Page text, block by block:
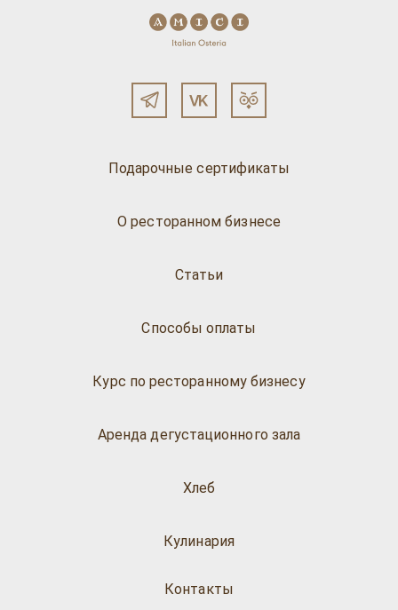
Подарочные сертификаты
О ресторанном бизнесе
Статьи
Способы оплаты
Курс по ресторанному бизнесу
Аренда дегустационного зала
Хлеб
Кулинария
Контакты